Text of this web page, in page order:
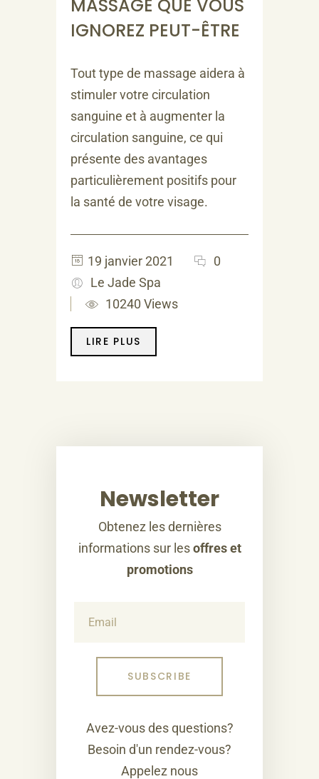
MASSAGE QUE VOUS
IGNOREZ PEUT-ÊTRE
Tout type de massage aidera à
stimuler votre circulation
sanguine et à augmenter la
circulation sanguine, ce qui
présente des avantages
particulièrement positifs pour
la santé de votre visage.
19 janvier 2021
0
Le Jade Spa
10240 Views
LIRE PLUS
Newsletter
Obtenez les dernières
informations sur lesoffres et
promotions
Avez-vous des questions?
Besoin d'un rendez-vous?
Appelez nous